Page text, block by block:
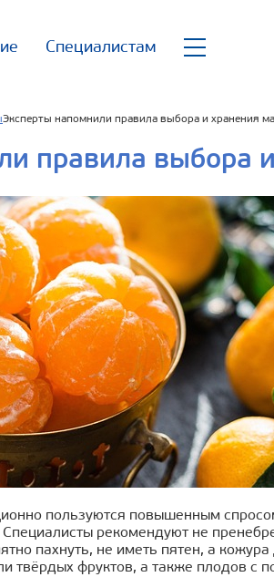
Специалистам
Эксперты напомнили правила выбора и хранения
правила выбора
пользуются повышенным
Специалисты рекомендуют не
пахнуть, не иметь пятен, а
твёрдых фруктов, а также плодов